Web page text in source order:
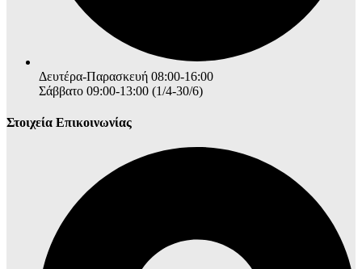
Δευτέρα-Παρασκευή 08:00-16:00
Σάββατο 09:00-13:00 (1/4-30/6)
Στοιχεία Επικοινωνίας